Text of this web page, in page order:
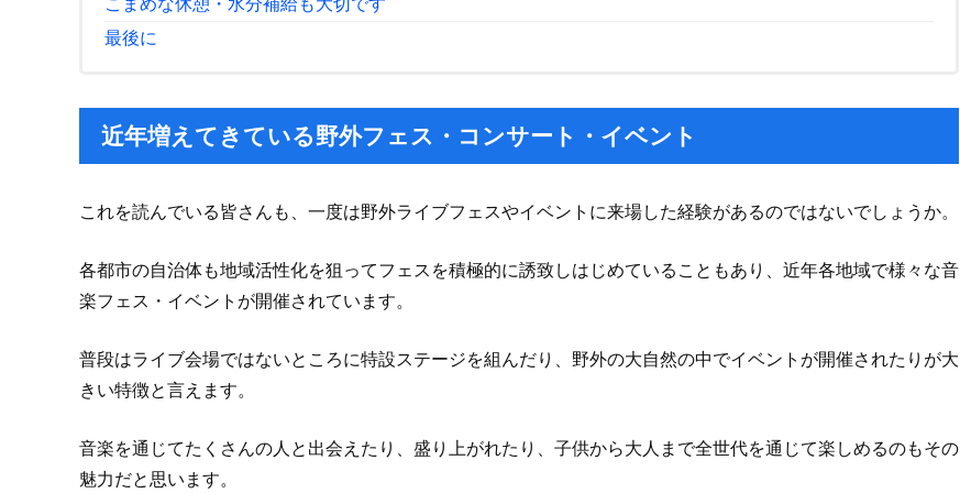
こまめな休憩・水分補給も大切です
最後に
近年増えてきている野外フェス・コンサート・イベント
これを読んでいる皆さんも、一度は野外ライブフェスやイベントに来場した経験があるのではないでしょうか。
各都市の自治体も地域活性化を狙ってフェスを積極的に誘致しはじめていることもあり、近年各地域で様々な音
楽フェス・イベントが開催されています。
普段はライブ会場ではないところに特設ステージを組んだり、野外の大自然の中でイベントが開催されたりが大
きい特徴と言えます。
音楽を通じてたくさんの人と出会えたり、盛り上がれたり、子供から大人まで全世代を通じて楽しめるのもその
魅力だと思います。